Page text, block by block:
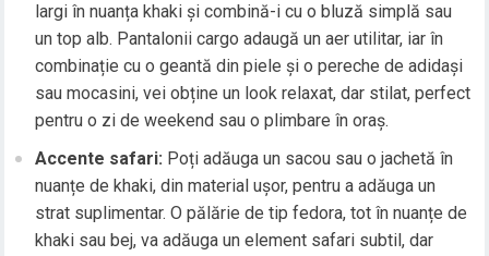
largi în nuanța khaki și combină-i cu o bluză simplă sau
un top alb. Pantalonii cargo adaugă un aer utilitar, iar în
combinație cu o geantă din piele și o pereche de adidași
sau mocasini, vei obține un look relaxat, dar stilat, perfect
pentru o zi de weekend sau o plimbare în oraș.
Accente safari: Poți adăuga un sacou sau o jachetă în
nuanțe de khaki, din material ușor, pentru a adăuga un
strat suplimentar. O pălărie de tip fedora, tot în nuanțe de
khaki sau bej, va adăuga un element safari subtil, dar